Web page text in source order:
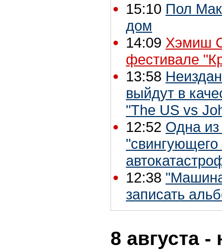
15:10 Пол
дом
14:09 Хэмиш
фестивале
13:58
выйдут в
"The US vs
12:52 Одна
12:38
записать
8 августа -